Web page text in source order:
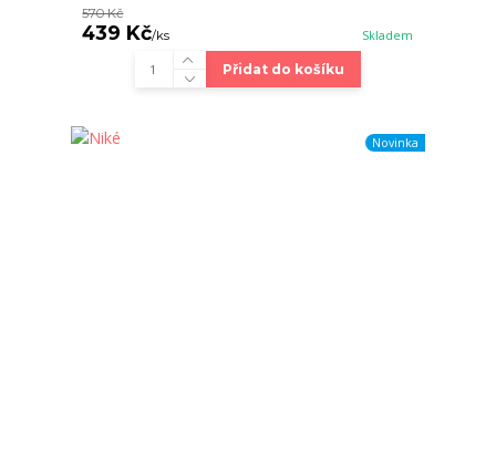
570 Kč
439 Kč/ks Skladem
Přidat do košíku
Novinka